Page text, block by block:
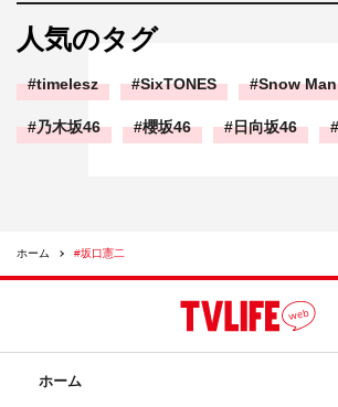
人気のタグ
timelesz SixTONES Snow Man
乃木坂46 櫻坂46 日向坂46
ホーム #坂口憲二
ホーム